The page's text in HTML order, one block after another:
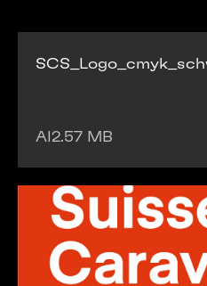
AI 2.57 MB